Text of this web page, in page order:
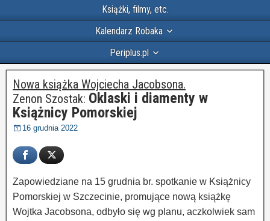
Książki, filmy, etc.
Kalendarz Robaka
Periplus.pl
Nowa książka Wojciecha Jacobsona.
Zenon Szostak: Oklaski i diamenty w
Książnicy Pomorskiej
16 grudnia 2022
Zapowiedziane na 15 grudnia br. spotkanie w Książnicy
Pomorskiej w Szczecinie, promujące nową książkę
Wojtka Jacobsona, odbyło się wg planu, aczkolwiek sam